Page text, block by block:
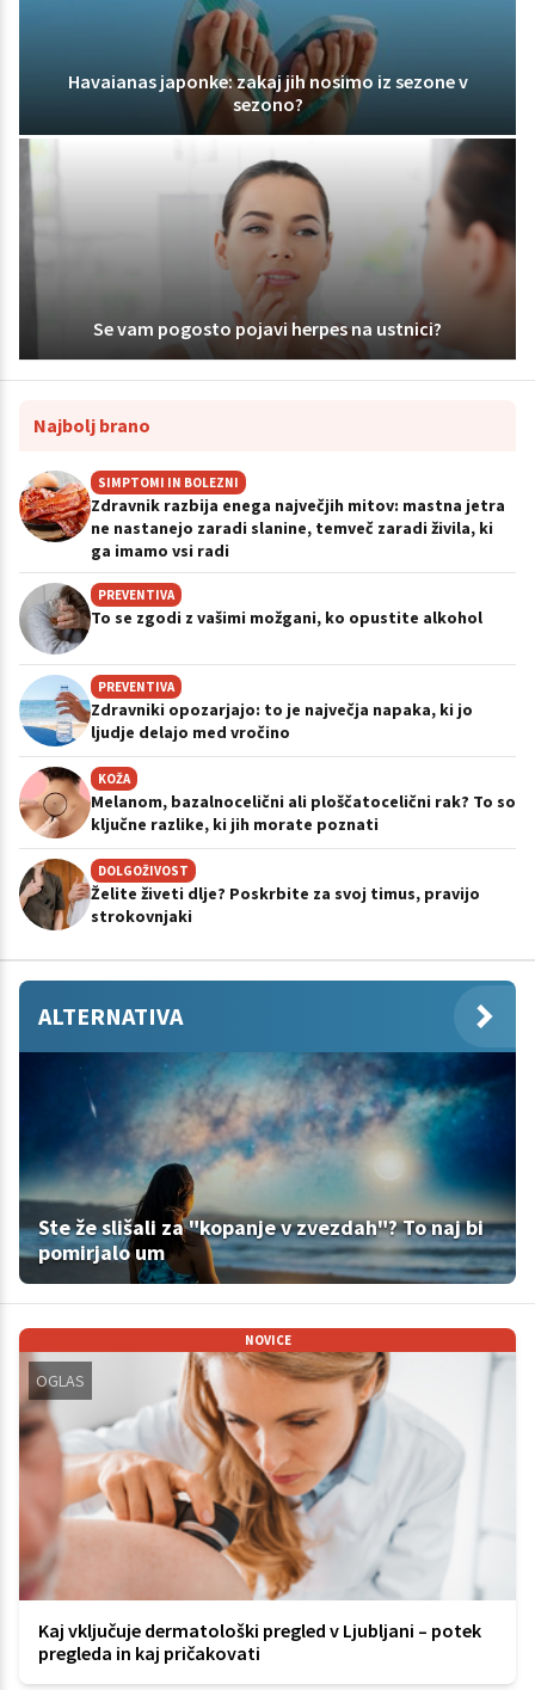
Havaianas japonke: zakaj jih nosimo iz sezone v
sezono?
Se vam pogosto pojavi herpes na ustnici?
Najbolj brano
SIMPTOMI IN BOLEZNI
Zdravnik razbija enega največjih mitov: mastna jetra
ne nastanejo zaradi slanine, temveč zaradi živila, ki
ga imamo vsi radi
PREVENTIVA
To se zgodi z vašimi možgani, ko opustite alkohol
PREVENTIVA
Zdravniki opozarjajo: to je največja napaka, ki jo
ljudje delajo med vročino
KOŽA
Melanom, bazalnocelični ali ploščatocelični rak? To so
ključne razlike, ki jih morate poznati
DOLGOŽIVOST
Želite živeti dlje? Poskrbite za svoj timus, pravijo
strokovnjaki
ALTERNATIVA
Ste že slišali za "kopanje v zvezdah"? To naj bi
pomirjalo um
NOVICE
OGLAS
Kaj vključuje dermatološki pregled v Ljubljani – potek
pregleda in kaj pričakovati